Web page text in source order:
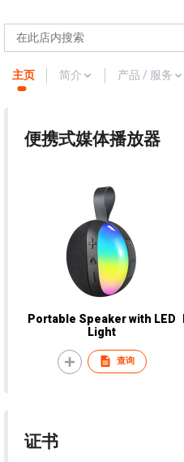
主页 简介 产品 / 服务
便携式媒体播放器
Portable Speaker with LED
Light
查询
证书